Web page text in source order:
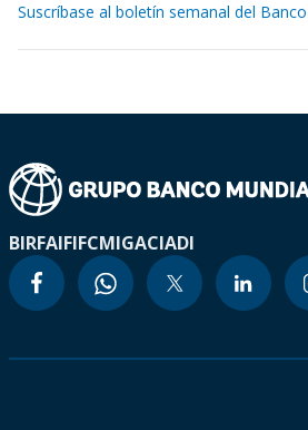
Suscríbase al boletín semanal del
BIRFAIFIFCMIGACIADI